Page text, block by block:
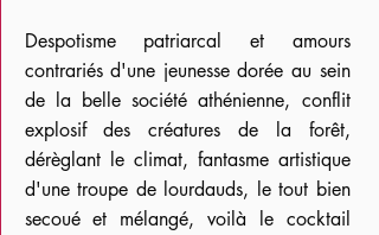
Despotisme patriarcal et amours
contrariés d'une jeunesse dorée au sein
de la belle société athénienne, conflit
explosif des créatures de la forêt,
dérèglant le climat, fantasme artistique
d'une troupe de lourdauds, le tout bien
secoué et mélangé, voilà le cocktail